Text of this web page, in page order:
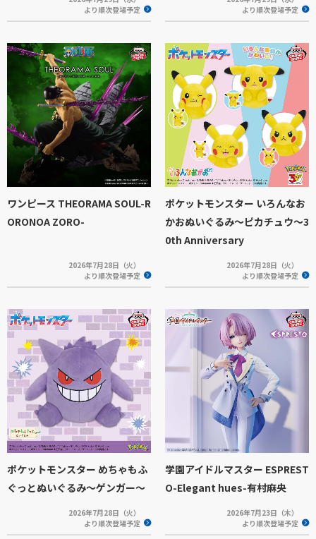
より順次登場予定
より順次登場予定
ワンピース THEORAMA SOUL-R
ORONOA ZORO-
2026年7月28日（火）
より順次登場予定
ポケットモンスター いろんなお
かおぬいぐるみ～ピカチュウ～3
0th Anniversary
2026年7月28日（火）
より順次登場予定
ポケットモンスター めちゃもふ
ぐっとぬいぐるみ～ゲンガー～
2026年7月28日（火）
より順次登場予定
学園アイドルマスター ESPREST
O-Elegant hues-有村麻央
2026年7月23日（木）
より順次登場予定